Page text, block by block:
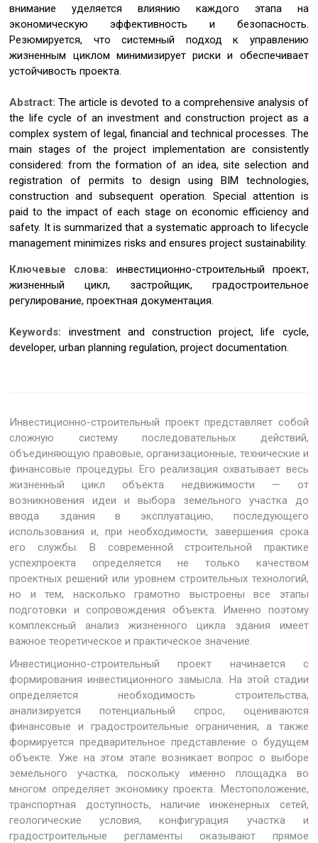
внимание уделяется влиянию каждого этапа на
экономическую эффективность и безопасность.
Резюмируется, что системный подход к управлению
жизненным циклом минимизирует риски и обеспечивает
устойчивость проекта.
Abstract:The article is devoted to a comprehensive analysis of
the life cycle of an investment and construction project as a
complex system of legal, financial and technical processes. The
main stages of the project implementation are consistently
considered: from the formation of an idea, site selection and
registration of permits to design using BIM technologies,
construction and subsequent operation. Special attention is
paid to the impact of each stage on economic efficiency and
safety. It is summarized that a systematic approach to lifecycle
management minimizes risks and ensures project sustainability.
Ключевые слова: инвестиционно-строительный проект,
жизненный цикл, застройщик, градостроительное
регулирование, проектная документация.
Keywords: investment and construction project, life cycle,
developer, urban planning regulation, project documentation.
Инвестиционно-строительный проект представляет собой
сложную систему последовательных действий,
объединяющую правовые, организационные, технические и
финансовые процедуры. Его реализация охватывает весь
жизненный цикл объекта недвижимости — от
возникновения идеи и выбора земельного участка до
ввода здания в эксплуатацию, последующего
использования и, при необходимости, завершения срока
его службы. В современной строительной практике
успехпроекта определяется не только качеством
проектных решений или уровнем строительных технологий,
но и тем, насколько грамотно выстроены все этапы
подготовки и сопровождения объекта. Именно поэтому
комплексный анализ жизненного цикла здания имеет
важное теоретическое и практическое значение.
Инвестиционно-строительный проект начинается с
формирования инвестиционного замысла. На этой стадии
определяется необходимость строительства,
анализируется потенциальный спрос, оцениваются
финансовые и градостроительные ограничения, а также
формируется предварительное представление о будущем
объекте. Уже на этом этапе возникает вопрос о выборе
земельного участка, поскольку именно площадка во
многом определяет экономику проекта. Местоположение,
транспортная доступность, наличие инженерных сетей,
геологические условия, конфигурация участка и
градостроительные регламенты оказывают прямое